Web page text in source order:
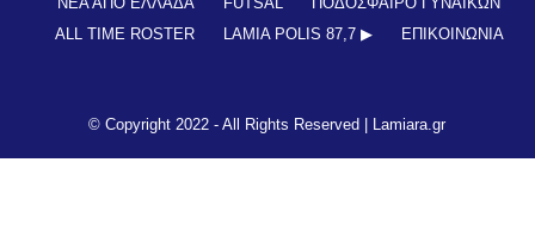
ALL TIME ROSTER
LAMIA POLIS 87,7 ▶︎ ΕΠΙΚΟΙΝΩΝΊΑ
© Copyright 2022 - All Rights Reserved | Lamiara.gr